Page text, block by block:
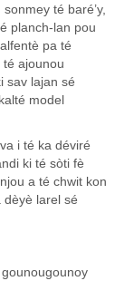
té baré’y,
planch-lan pou
pa té
té ajounou
sav lajan sé
model
i té ka déviré
ki té sòti fè
a té chwit kon
dèyè larel sé